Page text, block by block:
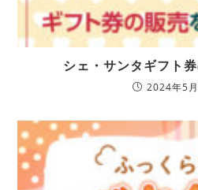
シェ・サンタギフト
2024年5